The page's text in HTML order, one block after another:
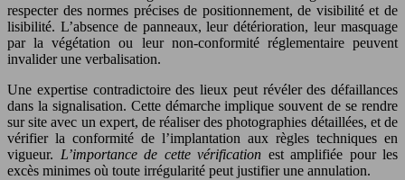
respecter des normes précises de positionnement, de visibilité et de
lisibilité. L’absence de panneaux, leur détérioration, leur masquage
par la végétation ou leur non-conformité réglementaire peuvent
invalider une verbalisation.
Une expertise contradictoire des lieux peut révéler des défaillances
dans la signalisation. Cette démarche implique souvent de se rendre
sur site avec un expert, de réaliser des photographies détaillées, et de
vérifier la conformité de l’implantation aux règles techniques en
vigueur. L’importance de cette vérification est amplifiée pour les
excès minimes où toute irrégularité peut justifier une annulation.